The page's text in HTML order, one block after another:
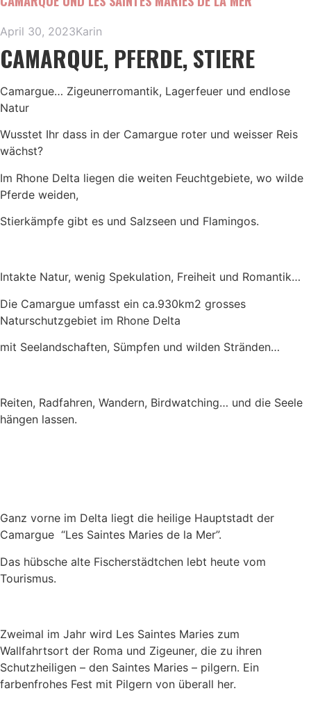
April 30, 2023Karin
CAMARQUE, PFERDE, STIERE
Camargue… Zigeunerromantik, Lagerfeuer und endlose
Natur
Wusstet Ihr dass in der Camargue roter und weisser Reis
wächst?
Im Rhone Delta liegen die weiten Feuchtgebiete, wo wilde
Pferde weiden,
Stierkämpfe gibt es und Salzseen und Flamingos.
Intakte Natur, wenig Spekulation, Freiheit und Romantik…
Die Camargue umfasst ein ca.930km2 grosses
Naturschutzgebiet im Rhone Delta
mit Seelandschaften, Sümpfen und wilden Stränden…
Reiten, Radfahren, Wandern, Birdwatching… und die Seele
hängen lassen.
Ganz vorne im Delta liegt die heilige Hauptstadt der
Camargue “Les Saintes Maries de la Mer”.
Das hübsche alte Fischerstädtchen lebt heute vom
Tourismus.
Zweimal im Jahr wird Les Saintes Maries zum
Wallfahrtsort der Roma und Zigeuner, die zu ihren
Schutzheiligen – den Saintes Maries – pilgern. Ein
farbenfrohes Fest mit Pilgern von überall her.